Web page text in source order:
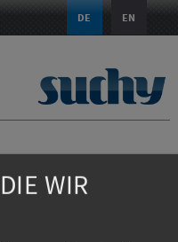
DE EN
WIR